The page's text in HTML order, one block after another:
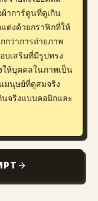
าการ์ตูนที่ดูเกิน
ต่งด้วยกราฟิกที่ให้
กว่าการถ่ายภาพ
บเสริมที่มีรูปทรง
ห้บุคคลในภาพเป็น
มนุษย์ที่ดูสมจริง
นจริงแบบคอมิกและ
อียดใบหน้าแบบไฮ
กของดวงตาที่เป็น